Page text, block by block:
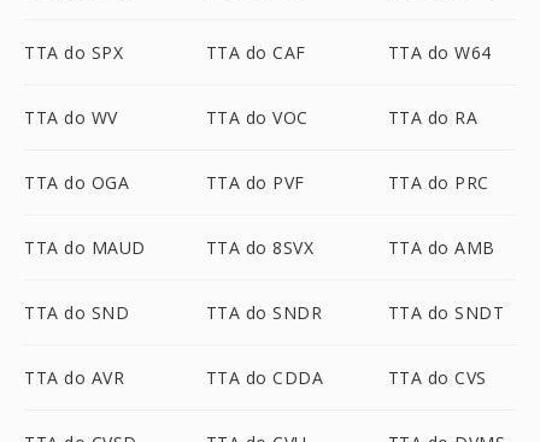
TTA do SPX TTA do CAF TTA do W64
TTA do WV TTA do VOC TTA do RA
TTA do OGA TTA do PVF TTA do PRC
TTA do MAUD TTA do 8SVX TTA do AMB
TTA do SND TTA do SNDR TTA do SNDT
TTA do AVR TTA do CDDA TTA do CVS